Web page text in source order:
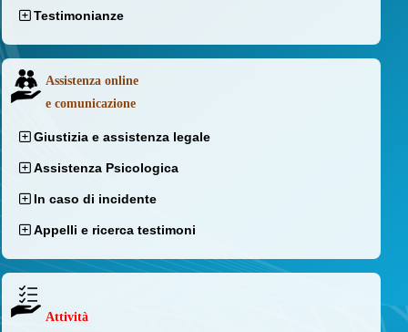
Testimonianze
Assistenza online
e comunicazione
Giustizia e assistenza legale
Assistenza Psicologica
In caso di incidente
Appelli e ricerca testimoni
Attività